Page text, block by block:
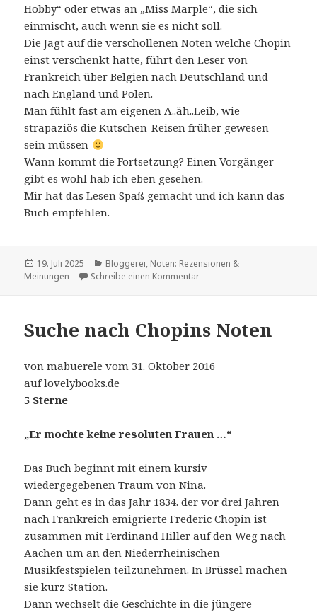
Hobby“ oder etwas an „Miss Marple“, die sich
einmischt, auch wenn sie es nicht soll.
Die Jagt auf die verschollenen Noten welche Chopin
einst verschenkt hatte, führt den Leser von
Frankreich über Belgien nach Deutschland und
nach England und Polen.
Man fühlt fast am eigenen A..äh..Leib, wie
strapaziös die Kutschen-Reisen früher gewesen
sein müssen
Wann kommt die Fortsetzung? Einen Vorgänger
gibt es wohl hab ich eben gesehen.
Mir hat das Lesen Spaß gemacht und ich kann das
Buch empfehlen.
Veröffentlicht
am
19. Juli 2025 Kategorien
Bloggerei, Noten: Rezensionen &
Meinungen
Schreibe einen Kommentarzu Unterhaltsamer Roman
Suche nach Chopins Noten
von mabuerele vom 31. Oktober 2016
auf lovelybooks.de
5 Sterne
„Er mochte keine resoluten Frauen …“
Das Buch beginnt mit einem kursiv
wiedergegebenen Traum von Nina.
Dann geht es in das Jahr 1834. der vor drei Jahren
nach Frankreich emigrierte Frederic Chopin ist
zusammen mit Ferdinand Hiller auf den Weg nach
Aachen um an den Niederrheinischen
Musikfestspielen teilzunehmen. In Brüssel machen
sie kurz Station.
Dann wechselt die Geschichte in die jüngere